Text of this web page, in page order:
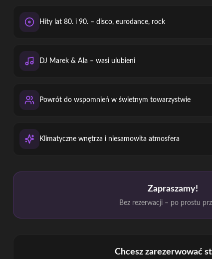
Hity lat 80. i 90. – disco, eurodance, rock
DJ Marek & Ala – wasi ulubieni
Powrót do wspomnień w świetnym towarzystwie
Klimatyczne wnętrza i niesamowita atmosfera
Zapraszamy!
Bez rezerwacji – po prostu
Chcesz zarezerwować